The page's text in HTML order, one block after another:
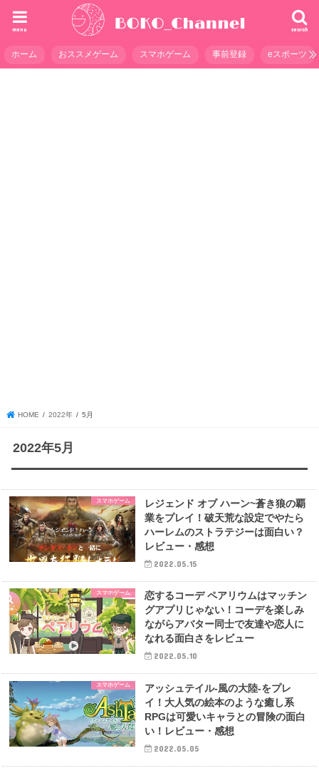
search
menu
ホーム おススメゲーム スマホゲーム 事前登録 eスポーツ
HOME 2022年 5月
2022年5月
スマホゲーム
レジェンド オブ ハーン~蒼き狼の覇
業をプレイ！破天荒な設定でやたら
ハーレムのストラテジーは面白い？
レビュー・感想
2022.05.15
スマホゲーム
恋するコーデ ペアリウムはマッチン
グアプリじゃない！コーデを楽しみ
ながらアバター同士で友達や恋人に
なれる面白さをレビュー
2022.05.10
スマホゲーム
アッシュテイル-風の大陸-をプレ
イ！大人気の絵本のような癒し系
RPGは可愛いキャラとの冒険の面白
い！レビュー・感想
2022.05.05